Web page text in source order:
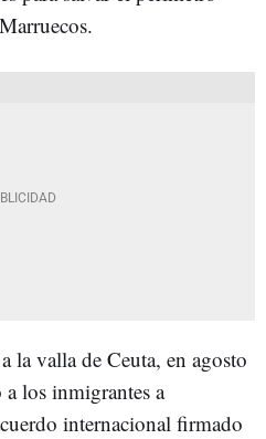
la valla de Ceuta, en agosto
los inmigrantes a
internacional firmado